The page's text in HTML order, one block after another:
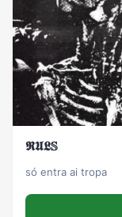
𝕽𝖀𝕷𝕊
só entra ai tropa